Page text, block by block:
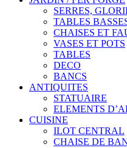
SERRES,
TABLES
CHAISES ET
VASES ET POTS
TABLES
DECO
BANCS
ANTIQUITES
STATUAIRE
ELEMENTS
CUISINE
ILOT CENTRAL
CHAISE DE